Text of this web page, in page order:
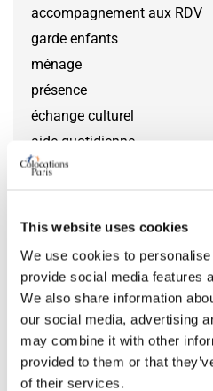
This website uses cookies
We use cookies to
provide social media features
We also share information
our social media, advertising
may combine it with other
provided to them or that
of their services.
accompagnement aux RDV
garde enfants
ménage
présence
échange culturel
aide quotidienne
aide handicap
jardinage
surveillance logement
aide informatique
Pratique linguistique
préparation repas
aide lever coucher